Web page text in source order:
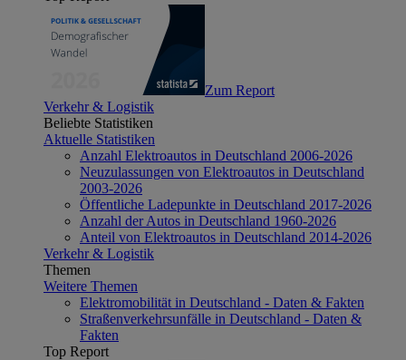
Zum Report
Verkehr & Logistik
Beliebte Statistiken
Aktuelle Statistiken
Anzahl Elektroautos in Deutschland 2006-2026
Neuzulassungen von Elektroautos in Deutschland
2003-2026
Öffentliche Ladepunkte in Deutschland 2017-2026
Anzahl der Autos in Deutschland 1960-2026
Anteil von Elektroautos in Deutschland 2014-2026
Verkehr & Logistik
Themen
Weitere Themen
Elektromobilität in Deutschland - Daten & Fakten
Straßenverkehrsunfälle in Deutschland - Daten &
Fakten
Top Report